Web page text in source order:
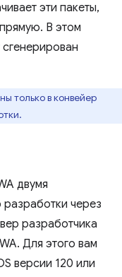
эти пакеты,
В этом
сгенерирован
только в конвейер
двумя
через
разработчика
Для этого вам
версии 120 или